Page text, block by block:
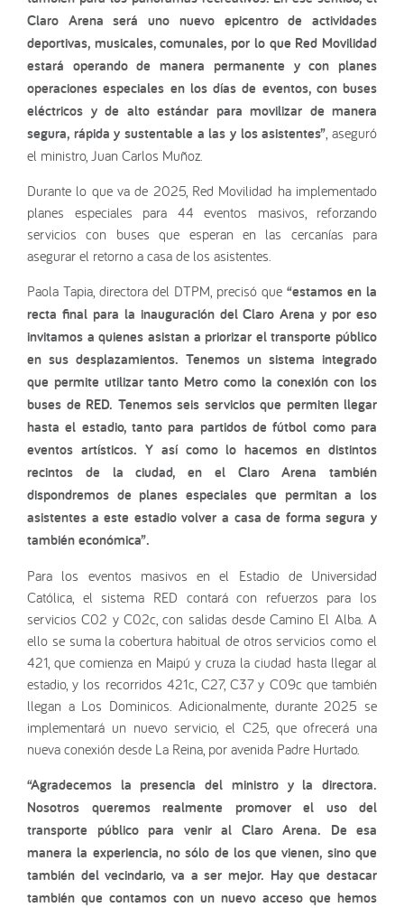
Claro Arena será uno nuevo epicentro de actividades
deportivas, musicales, comunales, por lo que Red Movilidad
estará operando de manera permanente y con planes
operaciones especiales en los días de eventos, con buses
eléctricos y de alto estándar para movilizar de manera
segura, rápida y sustentable a las y los asistentes” , aseguró
el ministro, Juan Carlos Muñoz.
Durante lo que va de 2025, Red Movilidad ha implementado
planes especiales para 44 eventos masivos, reforzando
servicios con buses que esperan en las cercanías para
asegurar el retorno a casa de los asistentes.
Paola Tapia, directora del DTPM, precisó que “estamos en la
recta final para la inauguración del Claro Arena y por eso
invitamos a quienes asistan a priorizar el transporte público
en sus desplazamientos. Tenemos un sistema integrado
que permite utilizar tanto Metro como la conexión con los
buses de RED. Tenemos seis servicios que permiten llegar
hasta el estadio, tanto para partidos de fútbol como para
eventos artísticos. Y así como lo hacemos en distintos
recintos de la ciudad, en el Claro Arena también
dispondremos de planes especiales que permitan a los
asistentes a este estadio volver a casa de forma segura y
también económica”.
Para los eventos masivos en el Estadio de Universidad
Católica, el sistema RED contará con refuerzos para los
servicios C02 y C02c, con salidas desde Camino El Alba. A
ello se suma la cobertura habitual de otros servicios como el
421, que comienza en Maipú y cruza la ciudad hasta llegar al
estadio, y los recorridos 421c, C27, C37 y C09c que también
llegan a Los Dominicos. Adicionalmente, durante 2025 se
implementará un nuevo servicio, el C25, que ofrecerá una
nueva conexión desde La Reina, por avenida Padre Hurtado.
“Agradecemos la presencia del ministro y la directora.
Nosotros queremos realmente promover el uso del
transporte público para venir al Claro Arena. De esa
manera la experiencia, no sólo de los que vienen, sino que
también del vecindario, va a ser mejor. Hay que destacar
también que contamos con un nuevo acceso que hemos